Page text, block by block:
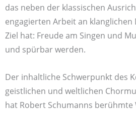
das neben der klassischen
engagierten Arbeit an klanglichen
Ziel hat: Freude am Singen und
und spürbar werden.
Der inhaltliche Schwerpunkt des
geistlichen und weltlichen
hat Robert Schumanns